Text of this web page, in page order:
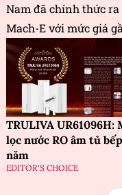
Nam đã chính thức
Mach-E với mức giá
TRULIVA UR61096H:
lọc nước RO âm tủ
năm
EDITOR'S CHOICE